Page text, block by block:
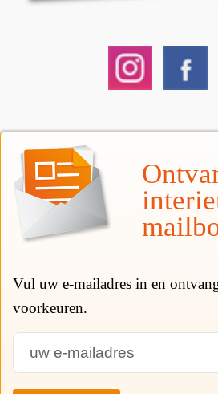
Vul uw e-mailadres in en
voorkeuren.